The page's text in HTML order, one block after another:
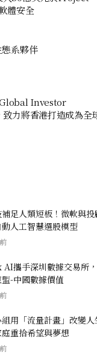
體安全
系夥伴
Global Investor
力將香港打造成為全
補足人類短板！微軟與
人工智慧選股模型
攜手深圳數據交易所
-中國數據價值
組用「流量計畫」改變
重拾希望與夢想